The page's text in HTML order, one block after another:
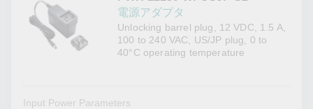
電源アダプタ
Unlocking barrel plug, 12 VDC, 1.5 A,
100 to 240 VAC, US/JP plug, 0 to
40°C operating temperature
Input Power Parameters